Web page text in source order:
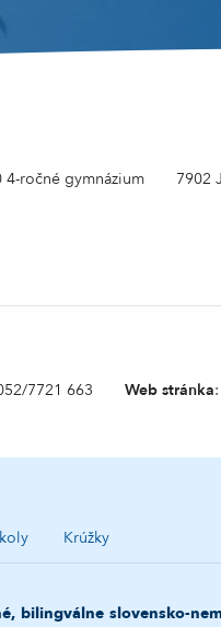
4-ročné gymnázium 7902
7721 663 Web stránka:
Krúžky
bilingválne slovensko-